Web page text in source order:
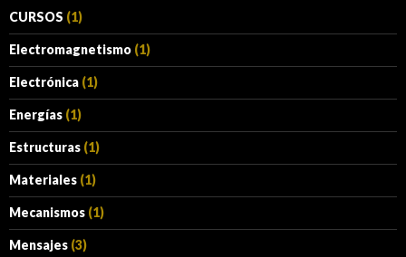
CURSOS (1)
Electromagnetismo (1)
Electrónica (1)
Energías (1)
Estructuras (1)
Materiales (1)
Mecanismos (1)
Mensajes (3)